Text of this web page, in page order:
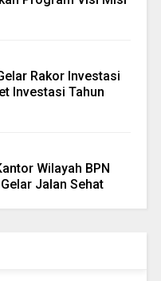
Rakor Investasi
Investasi Tahun
Wilayah BPN
Jalan Sehat